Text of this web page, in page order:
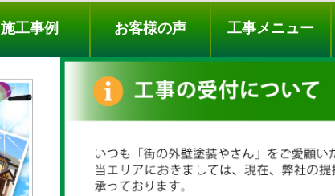
料金プラン
施工事例 お客様の声 工事メニュー